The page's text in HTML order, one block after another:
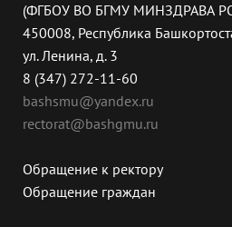
(ФГБОУ ВО БГМУ МИНЗДРАВА
450008, Республика
ул. Ленина, д. 3
8 (347) 272-11-60
bashsmu@yandex.ru
rectorat@bashgmu.ru
Обращение к ректору
Обращение граждан